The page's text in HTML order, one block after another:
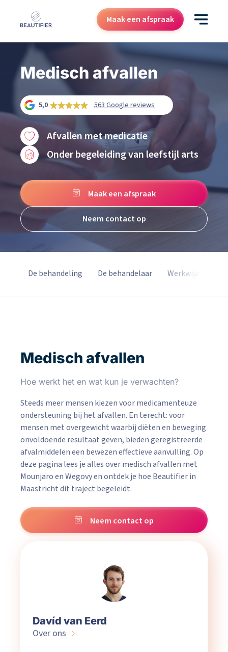
Maak een afspraak
Behandelingen
Resultaten
Kenniscentrum
Over ons
Contact
Cadeaubon
Medisch afvallen
5,0 563 Google reviews
Afvallen met medicatie
Onder begeleiding van leefstijl arts
Maak een afspraak
Neem contact op
De behandeling De behandelaar Werkwijze
Medisch afvallen
Hoe werkt het en wat kun je verwachten?
Steeds meer mensen kiezen voor medicamenteuze
ondersteuning bij het afvallen. En terecht: voor
mensen met overgewicht waarbij diëten en beweging
onvoldoende resultaat geven, bieden geregistreerde
afvalmiddelen een bewezen effectieve aanvulling. Op
deze pagina lees je alles over medisch afvallen met
Mounjaro en Wegovy en ontdek je hoe Beautifier in
Maastricht dit traject begeleidt.
Neem contact op
Davíd van Eerd
Over ons